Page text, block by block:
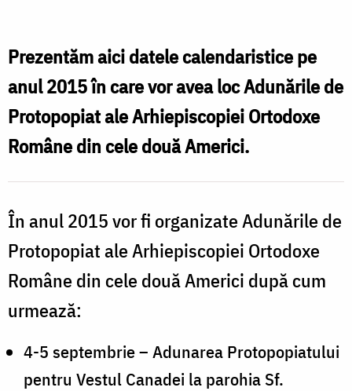
pe
anul
2015
din
Ortodoxe
Române
din
cele
Americi
Prezentăm aici datele calendaristice pe
anul 2015 în care vor avea loc Adunările de
Protopopiat ale Arhiepiscopiei Ortodoxe
Române din cele două Americi.
În anul 2015 vor fi organizate Adunările de
Protopopiat ale Arhiepiscopiei Ortodoxe
Române din cele două Americi după cum
urmează:
4-5 septembrie – Adunarea Protopopiatului
pentru Vestul Canadei la parohia Sf.